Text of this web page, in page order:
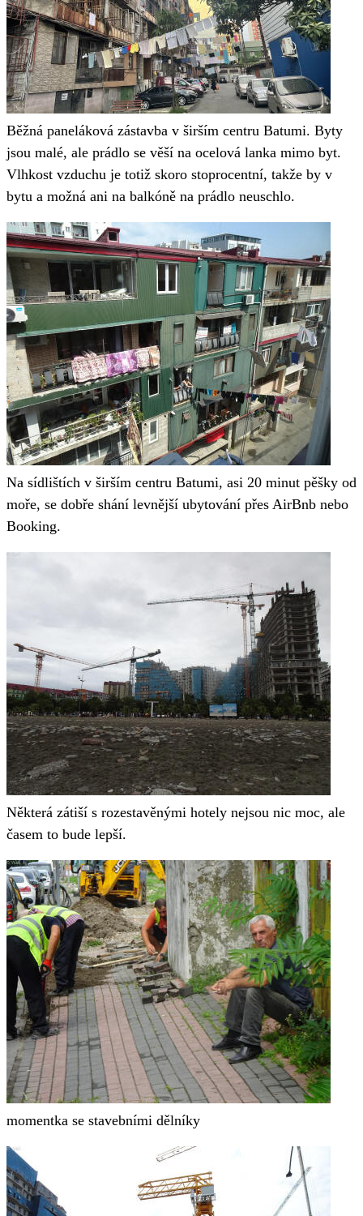
Běžná paneláková zástavba v širším centru Batumi. Byty
jsou malé, ale prádlo se věší na ocelová lanka mimo byt.
Vlhkost vzduchu je totiž skoro stoprocentní, takže by v
bytu a možná ani na balkóně na prádlo neuschlo.
Na sídlištích v širším centru Batumi, asi 20 minut pěšky od
moře, se dobře shání levnější ubytování přes AirBnb nebo
Booking.
Některá zátiší s rozestavěnými hotely nejsou nic moc, ale
časem to bude lepší.
momentka se stavebními dělníky